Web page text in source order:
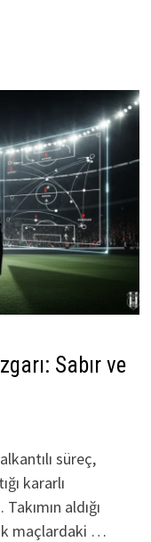
Sabır ve
süreç,
kararlı
aldığı
maçlardaki …